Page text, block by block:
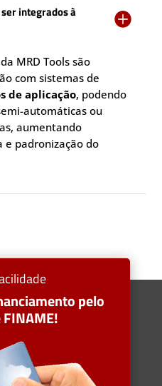
integrados à

MRD Tools são
com sistemas de
de aplicação, podendo
automáticas ou
aumentando
e padronização do
pelo
FINAME!